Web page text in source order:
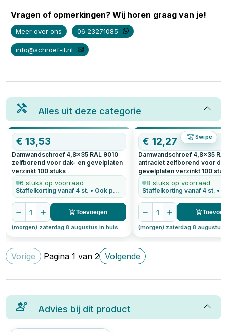
Vragen of opmerkingen? Wij horen graag van je!
Meer over ons 06 23271085
info@schroef-it.nl
Alles uit deze categorie
Swipe
€13,53
Damwandschroef 4,8x35 RAL 9010
zelfborend voor dak- en gevelplaten
verzinkt 100 stuks
6 stuks op voorraad
Staffelkorting vanaf 4 st. • Ook per stuk te bestellen
1 Toevoegen
(morgen) zaterdag 8 augustus in huis
€12,27
Damwandschroef 4,8x35
antraciet zelfborend voor
gevelplaten verzinkt 100
8 stuks op voorraad
1
(morgen) zaterdag 8 augustus
Vorige Pagina1 van2 Volgende
Advies bij dit product